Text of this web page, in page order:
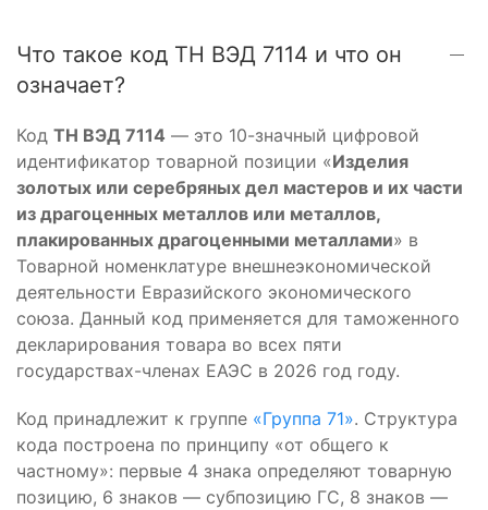
Что такое код ТН ВЭД 7114 и что он
означает?
Код ТН ВЭД 7114 — это 10-значный цифровой
идентификатор товарной позиции «Изделия
золотых или серебряных дел мастеров и их части
из драгоценных металлов или металлов,
плакированных драгоценными металлами» в
Товарной номенклатуре внешнеэкономической
деятельности Евразийского экономического
союза. Данный код применяется для таможенного
декларирования товара во всех пяти
государствах-членах ЕАЭС в 2026 год году.
Код принадлежит к группе «Группа 71». Структура
кода построена по принципу «от общего к
частному»: первые 4 знака определяют товарную
позицию, 6 знаков — субпозицию ГС, 8 знаков —